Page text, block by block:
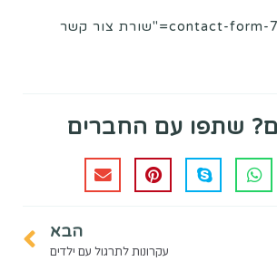
[contact-form-7 id="339" title="שורת צור קשר
שתפו עם החברים
הבא
עקרונות לתרגול עם ילדים